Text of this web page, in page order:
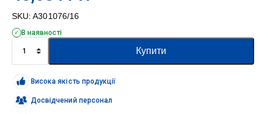
SKU: A301076/16
В наявності
Заглушка
метр.зовн.різьба
М16х1,5
внутр.
шест.
кількість
Купити
Висока якість продукції
Досвідчений персонал